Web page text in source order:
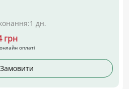
1 дн.
грн
оплаті
Замовити